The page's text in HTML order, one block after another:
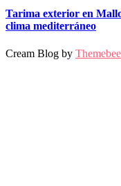
Tarima exterior en
clima mediterráneo
Cream Blog by